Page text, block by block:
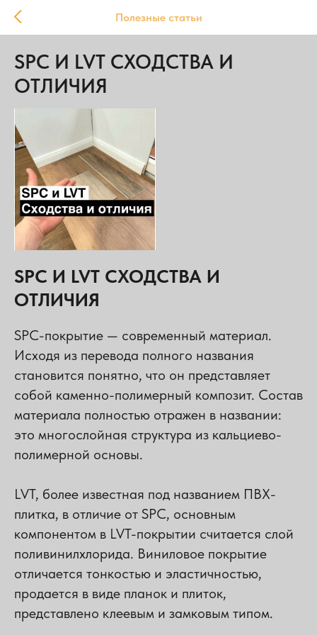
Полезные статьи
SPC И LVT СХОДСТВА И
ОТЛИЧИЯ
SPC И LVT СХОДСТВА И
ОТЛИЧИЯ
SPC-покрытие — современный материал.
Исходя из перевода полного названия
становится понятно, что он представляет
собой каменно-полимерный композит. Состав
материала полностью отражен в названии:
это многослойная структура из кальциево-
полимерной основы.
LVT, более известная под названием ПВХ-
плитка, в отличие от SPC, основным
компонентом в LVT-покрытии считается слой
поливинилхлорида. Виниловое покрытие
отличается тонкостью и эластичностью,
продается в виде планок и плиток,
представлено клеевым и замковым типом.